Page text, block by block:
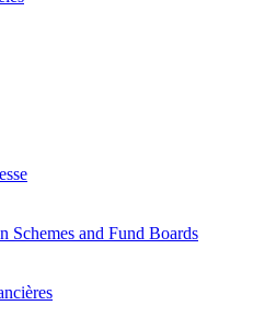
Schemes and Fund Boards